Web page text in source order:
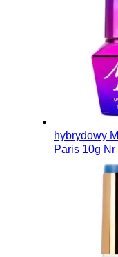
hybrydowy
Paris 10g Nr